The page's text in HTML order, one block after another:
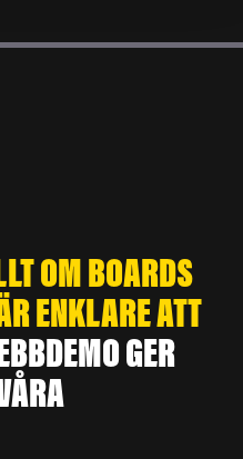
OM BOARDS
ENKLARE ATT
GER